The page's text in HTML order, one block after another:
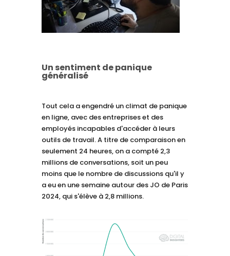
Un sentiment de panique
généralisé
Tout cela a engendré un climat de panique
en ligne, avec des entreprises et des
employés incapables d'accéder à leurs
outils de travail. A titre de comparaison en
seulement 24 heures, on a compté 2,3
millions de conversations, soit un peu
moins que le nombre de discussions qu'il y
a eu en une semaine autour des JO de Paris
2024, qui s'élève à 2,8 millions.